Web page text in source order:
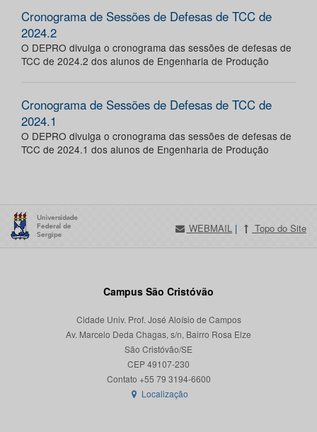
Cronograma de Sessões de Defesas de TCC de
2024.2
O DEPRO divulga o cronograma das sessões de defesas de
TCC de 2024.2 dos alunos de Engenharia de Produção
Cronograma de Sessões de Defesas de TCC de
2024.1
O DEPRO divulga o cronograma das sessões de defesas de
TCC de 2024.1 dos alunos de Engenharia de Produção
WEBMAIL | Topo do Site
Campus São Cristóvão
Cidade Univ. Prof. José Aloísio de Campos
Av. Marcelo Deda Chagas, s/n, Bairro Rosa Elze
São Cristóvão/SE
CEP 49107-230
Localização